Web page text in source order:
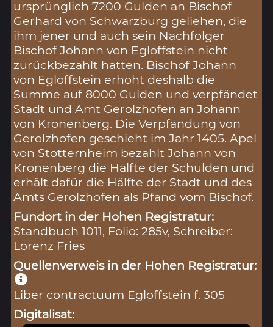
ursprünglich 7200 Gulden an Bischof
Gerhard von Schwarzburg geliehen, die
ihm jener und auch sein Nachfolger
Bischof Johann von Egloffstein nicht
zurückbezahlt hatten. Bischof Johann
von Egloffstein erhöht deshalb die
Summe auf 8000 Gulden und verpfändet
Stadt und Amt Gerolzhofen an Johann
von Kronenberg. Die Verpfändung von
Gerolzhofen geschieht im Jahr 1405. Apel
von Stotternheim bezahlt Johann von
Kronenberg die Hälfte der Schulden und
erhält dafür die Hälfte der Stadt und des
Amts Gerolzhofen als Pfand vom Bischof.
Fundort in der Hohen Registratur:
Standbuch 1011, Folio: 285v, Schreiber:
Lorenz Fries
Quellenverweis in der Hohen Registratur:
Liber contractuum Egloffstein f. 305
Digitalisat: